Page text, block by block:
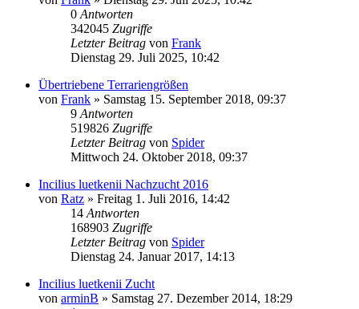
0 Antworten
342045 Zugriffe
Letzter Beitrag von Frank
Dienstag 29. Juli 2025, 10:42
Übertriebene Terrariengrößen
von Frank » Samstag 15. September 2018, 09:37
9 Antworten
519826 Zugriffe
Letzter Beitrag von Spider
Mittwoch 24. Oktober 2018, 09:37
Incilius luetkenii Nachzucht 2016
von Ratz » Freitag 1. Juli 2016, 14:42
14 Antworten
168903 Zugriffe
Letzter Beitrag von Spider
Dienstag 24. Januar 2017, 14:13
Incilius luetkenii Zucht
von arminB » Samstag 27. Dezember 2014, 18:29